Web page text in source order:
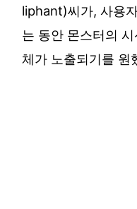
liphant)씨가, 사용
는 동안 몬스터의
체가 노출되기를 원